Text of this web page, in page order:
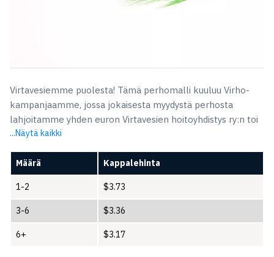
Virtavesiemme puolesta! Tämä perhomalli kuuluu Virho-
kampanjaamme, jossa jokaisesta myydystä perhosta
lahjoitamme yhden euron Virtavesien hoitoyhdistys ry:n toi
...Näytä kaikki
Määrä Kappalehinta
1-2 $3.73
3-6 $3.36
6+ $3.17